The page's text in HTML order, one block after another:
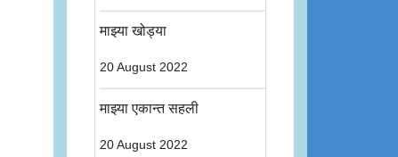
माझ्या खोड्या
20 August 2022
माझ्या एकान्त सहली
20 August 2022